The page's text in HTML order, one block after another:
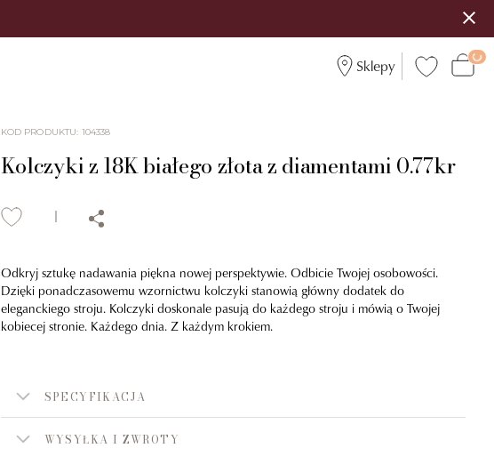
Sklepy
KOD PRODUKTU: 104338
Kolczyki z 18K białego złota z diamentami 0.77kr
Odkryj sztukę nadawania piękna nowej perspektywie. Odbicie Twojej osobowości.
Dzięki ponadczasowemu wzornictwu kolczyki stanowią główny dodatek do
eleganckiego stroju. Kolczyki doskonale pasują do każdego stroju i mówią o Twojej
kobiecej stronie. Każdego dnia. Z każdym krokiem.
SPECYFIKACJA
WYSYŁKA I ZWROTY